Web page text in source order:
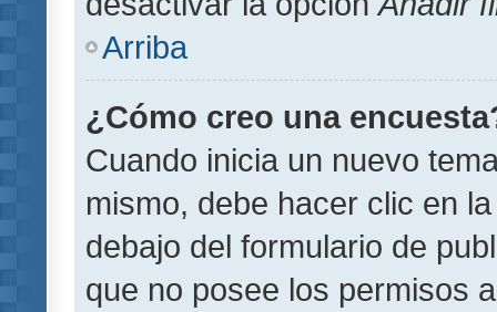
Arriba
¿Cómo creo una
Cuando inicia un nuevo
mismo, debe hacer clic en
debajo del formulario de
que no posee los permisos